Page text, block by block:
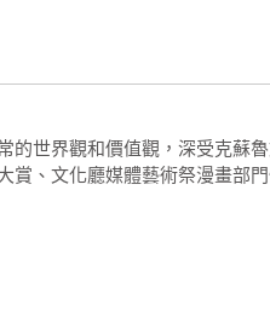
的世界觀和價值觀，深受克蘇
賞、文化廳媒體藝術祭漫畫部